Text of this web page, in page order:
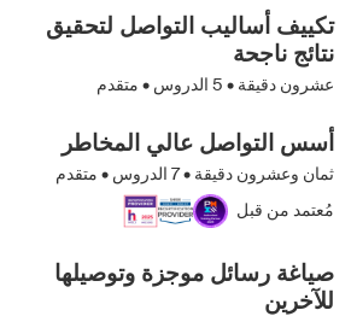
تكييف أساليب التواصل لتحقيق
نتائج ناجحة
عشرون دقيقة • 5 الدروس • متقدم
أسس التواصل عالي المخاطر
ثمان وعشرون دقيقة •7 الدروس • متقدم
مُعتمد من قبل
صياغة رسائل موجزة وتوصيلها
للآخرين